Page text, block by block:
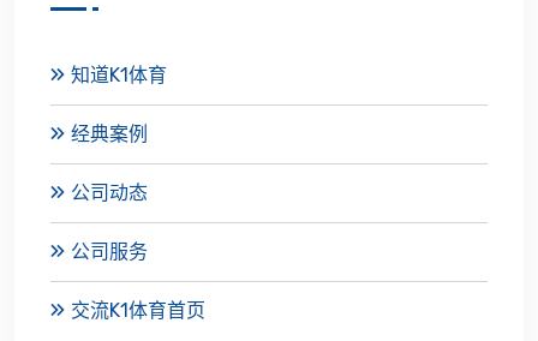
知道K1体育
经典案例
公司动态
公司服务
交流K1体育首页